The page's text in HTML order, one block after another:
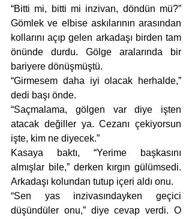
“Bitti mi, bitti mi inzivan, döndün mü?”
Gömlek ve elbise askılarının arasından
kollarını açıp gelen arkadaşı birden tam
önünde durdu. Gölge aralarında bir
bariyere dönüşmüştü.
“Girmesem daha iyi olacak herhalde,”
dedi başı önde.
“Saçmalama, gölgen var diye işten
atacak değiller ya. Cezanı çekiyorsun
işte, kim ne diyecek.”
Kasaya baktı, “Yerime başkasını
almışlar bile,” derken kırgın gülümsedi.
Arkadaşı kolundan tutup içeri aldı onu.
“Sen yas inzivasındayken geçici
düşündüler onu,” diye cevap verdi. O